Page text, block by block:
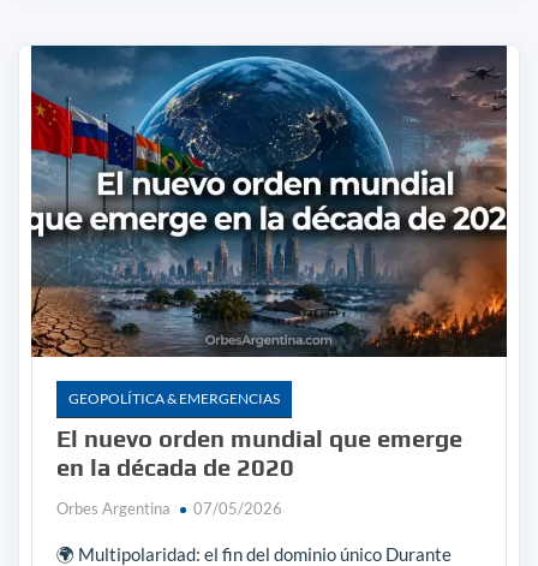
GEOPOLÍTICA & EMERGENCIAS
El nuevo orden mundial que emerge
en la década de 2020
Orbes Argentina 07/05/2026
🌍 Multipolaridad: el fin del dominio único Durante